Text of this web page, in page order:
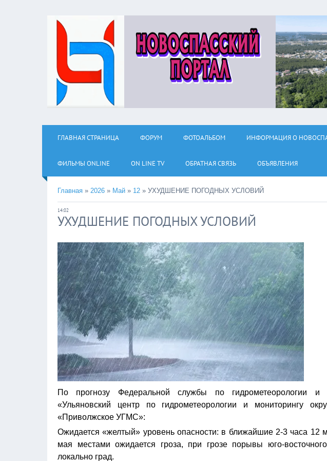
ГЛАВНАЯ СТРАНИЦА ФОРУМ ФОТОАЛЬБОМ ИНФОРМАЦИЯ О
ФИЛЬМЫ ОNLINE ON LINE TV ОБРАТНАЯ СВЯЗЬ ОБЪЯВЛЕНИЯ
Главная » 2026 » Май » 12 » УХУДШЕНИЕ ПОГОДНЫХ УСЛОВИЙ
14:02
УХУДШЕНИЕ ПОГОДНЫХ УСЛОВИЙ
По прогнозу Федеральной службы по гидрометеорологии и
«Ульяновский центр по гидрометеорологии и мониторингу
«Приволжское УГМС»:
Ожидается «желтый» уровень опасности: в ближайшие 2-3 часа 12
мая местами ожидается гроза, при грозе порывы юго-
локально град.